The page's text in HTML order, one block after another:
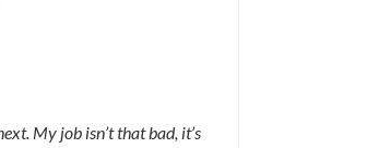
My job isn’t that bad, it’s